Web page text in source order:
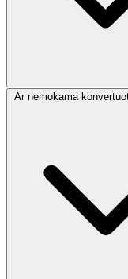
Ar nemokama